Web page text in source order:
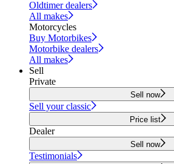
Oldtimer dealers
All makes
Motorcycles
Buy Motorbikes
Motorbike dealers
All makes
Sell
Private
Sell now
Sell your classic
Price list
Dealer
Sell now
Testimonials